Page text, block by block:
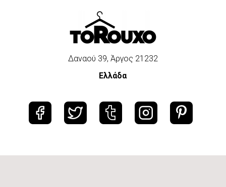
Δαναού 39, Άργος 21232
Ελλάδα